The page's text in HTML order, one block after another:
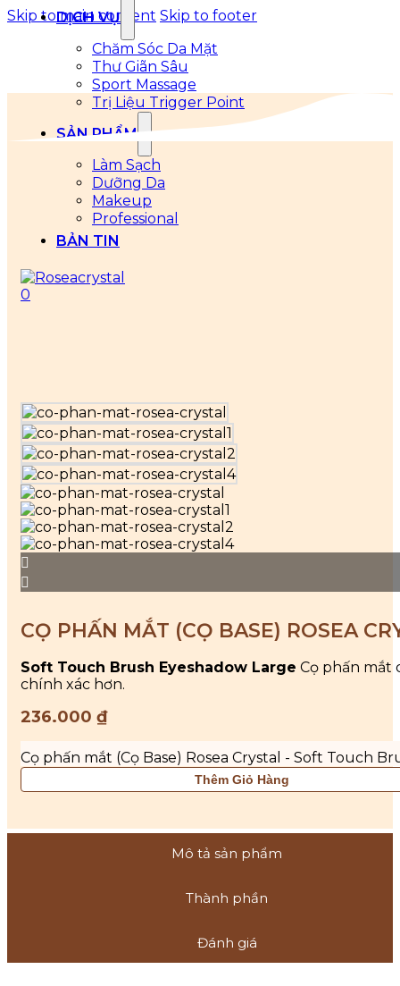
Skip to main content Skip to footer
DỊCH VỤ
Chăm Sóc Da Mặt
Thư Giãn Sâu
Sport Massage
Trị Liệu Trigger Point
SẢN PHẨM
Làm Sạch
Dưỡng Da
Makeup
Professional
BẢN TIN
0
CỌ PHẤN MẮT (CỌ BASE) ROSEA
Soft Touch Brush Eyeshadow Large Cọ phấn mắt
chính xác hơn.
236.000 ₫
Cọ phấn mắt (Cọ Base) Rosea Crystal - Soft Touch
Thêm Giỏ Hàng
Mô tả sản phẩm
Thành phần
Đánh giá